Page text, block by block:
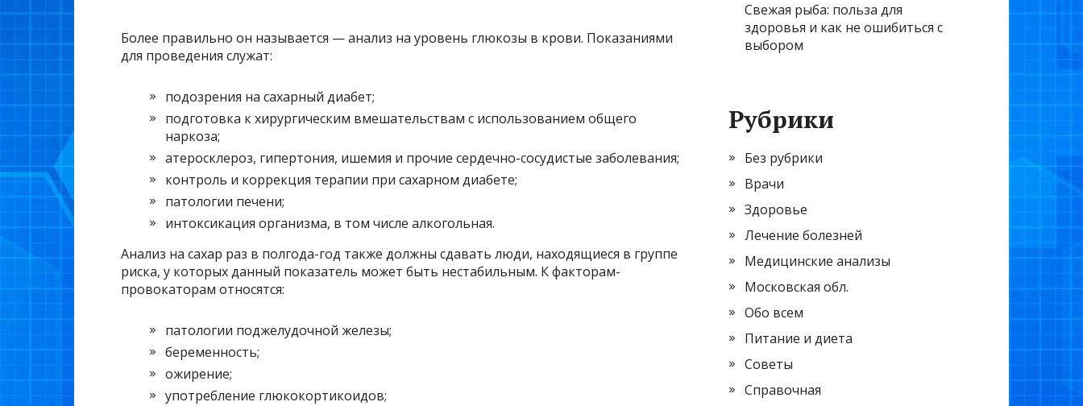
Более правильно он называется — анализ на уровень глюкозы в крови. Показаниями
для проведения служат:
подозрения на сахарный диабет;
подготовка к хирургическим вмешательствам с использованием общего
наркоза;
атеросклероз, гипертония, ишемия и прочие сердечно-сосудистые заболевания;
контроль и коррекция терапии при сахарном диабете;
патологии печени;
интоксикация организма, в том числе алкогольная.
Анализ на сахар раз в полгода-год также должны сдавать люди, находящиеся в группе
риска, у которых данный показатель может быть нестабильным. К факторам-
провокаторам относятся:
патологии поджелудочной железы;
беременность;
ожирение;
употребление глюкокортикоидов;
Свежая рыба: польза для
здоровья и как не ошибиться с
выбором
Рубрики
Без рубрики
Врачи
Здоровье
Лечение болезней
Медицинские анализы
Московская обл.
Обо всем
Питание и диета
Советы
Справочная